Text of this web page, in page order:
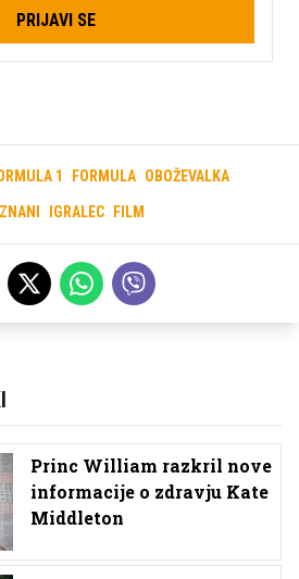
PRIJAVI SE
1 FORMULA OBOŽEVALKA
ZNANI IGRALEC FILM
Princ William razkril nove
informacije o zdravju Kate
Middleton